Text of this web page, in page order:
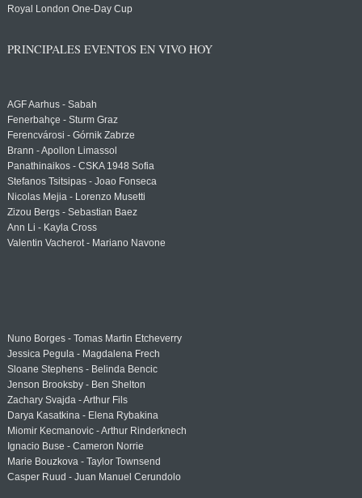
Royal London One-Day Cup
PRINCIPALES EVENTOS EN VIVO HOY
AGF Aarhus - Sabah
Fenerbahçe - Sturm Graz
Ferencvárosi - Górnik Zabrze
Brann - Apollon Limassol
Panathinaikos - CSKA 1948 Sofia
Stefanos Tsitsipas - Joao Fonseca
Nicolas Mejia - Lorenzo Musetti
Zizou Bergs - Sebastian Baez
Ann Li - Kayla Cross
Valentin Vacherot - Mariano Navone
Nuno Borges - Tomas Martin Etcheverry
Jessica Pegula - Magdalena Frech
Sloane Stephens - Belinda Bencic
Jenson Brooksby - Ben Shelton
Zachary Svajda - Arthur Fils
Darya Kasatkina - Elena Rybakina
Miomir Kecmanovic - Arthur Rinderknech
Ignacio Buse - Cameron Norrie
Marie Bouzkova - Taylor Townsend
Casper Ruud - Juan Manuel Cerundolo